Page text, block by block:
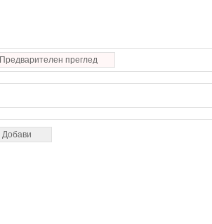
Предварителен преглед